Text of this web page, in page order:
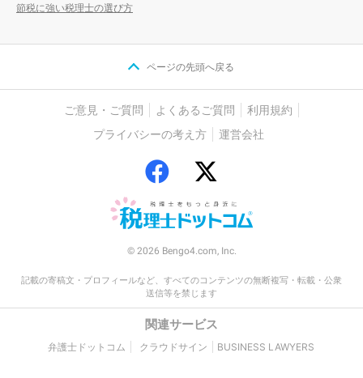
節税に強い税理士の選び方
ページの先頭へ戻る
ご意見・ご質問 よくあるご質問
利用規約
プライバシーの考え方
運営会社
© 2026 Bengo4.com, Inc.
記載の寄稿文・プロフィールなど、すべてのコンテンツの無断複写・転載・公衆
送信等を禁じます
関連サービス
弁護士ドットコム クラウドサイン BUSINESS LAWYERS